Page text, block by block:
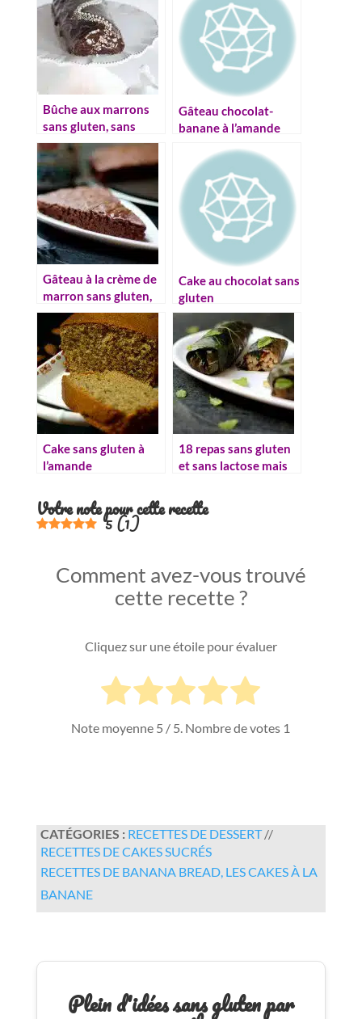
Bûche aux marrons
sans gluten, sans
lactose
Gâteau chocolat-
banane à l’amande
Gâteau à la crème de
marron sans gluten,
sans lactose
Cake au chocolat sans
gluten
Cake sans gluten à
l’amande
18 repas sans gluten
et sans lactose mais
Votre note pour cette recette
5(1)
Comment avez-vous trouvé
cette recette ?
Cliquez sur une étoile pour évaluer
Note moyenne 5 / 5. Nombre de votes 1
CATÉGORIES : RECETTES DE DESSERT//
RECETTES DE CAKES SUCRÉS
RECETTES DE BANANA BREAD, LES CAKES À LA
BANANE
Plein d'idées sans gluten par